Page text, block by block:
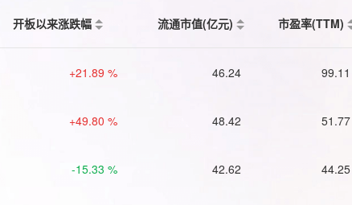
开板以来涨跌幅 流通市值(亿元) 市盈率(TTM)
+21.89 % 46.24 99.11
+49.80 % 48.42 51.77
-15.33 % 42.62 44.25